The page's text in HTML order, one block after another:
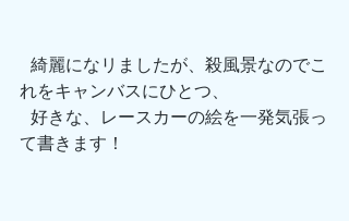
れをキャンバスにひとつ、
て書きます！